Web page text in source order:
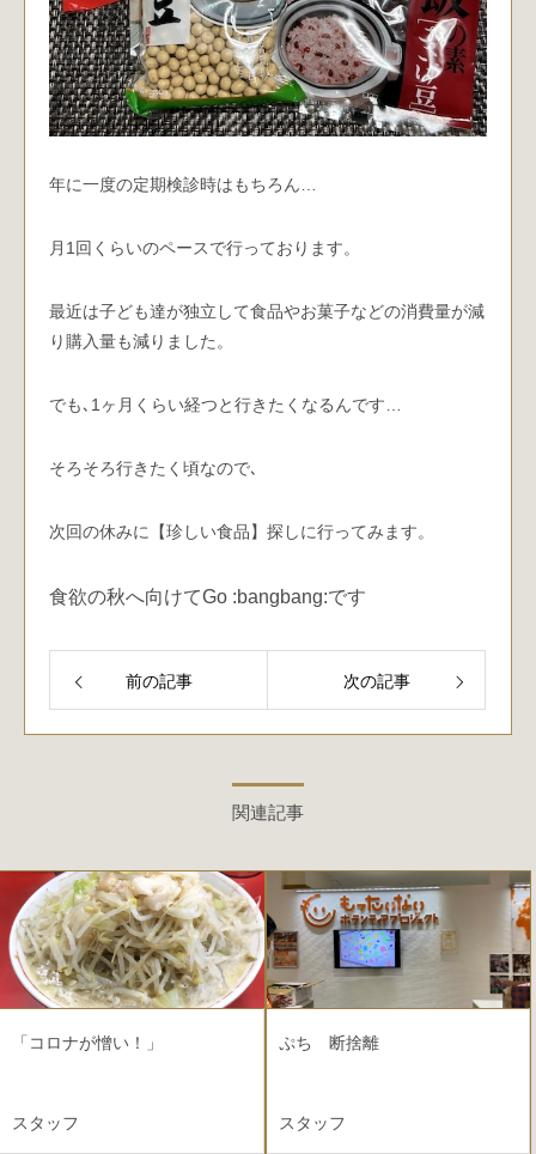
年に一度の定期検診時はもちろん…
月1回くらいのペースで行っております。
最近は子ども達が独立して食品やお菓子などの消費量が減
り購入量も減りました。
でも､1ヶ月くらい経つと行きたくなるんです…
そろそろ行きたく頃なので､
次回の休みに【珍しい食品】探しに行ってみます。
食欲の秋へ向けてGo :bangbang:です
前の記事 次の記事
関連記事
「コロナが憎い！」
スタッフ 2021.05.21
ぷち 断捨離
スタッフ